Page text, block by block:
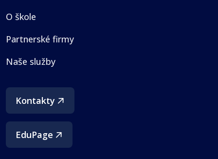
O škole
Partnerské firmy
Naše služby
Kontakty
EduPage
(otvorí sa v novom okne)